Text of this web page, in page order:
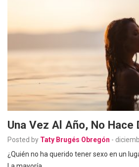
Una Vez Al Año, No Hace
Posted by Taty Brugés Obregón -
¿Quién no ha querido tener sexo en un